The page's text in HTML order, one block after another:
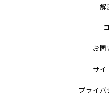
解
お問
サイ
プライバ